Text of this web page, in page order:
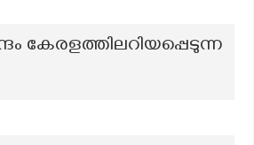
കേരളത്തിലറിയപ്പെടുന്ന